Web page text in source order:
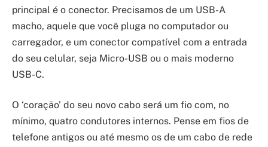
principal é o conector. Precisamos de um USB-A
macho, aquele que você pluga no computador ou
carregador, e um conector compatível com a entrada
do seu celular, seja Micro-USB ou o mais moderno
USB-C.
O ‘coração’ do seu novo cabo será um fio com, no
mínimo, quatro condutores internos. Pense em fios de
telefone antigos ou até mesmo os de um cabo de rede